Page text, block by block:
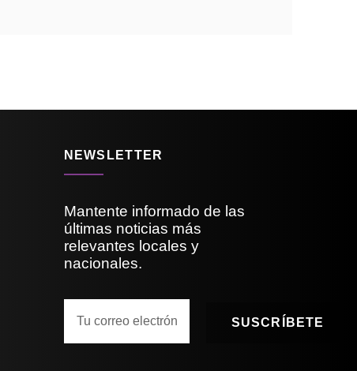
NEWSLETTER
Mantente informado de las
últimas noticias más
relevantes locales y
nacionales.
SUSCRÍBETE